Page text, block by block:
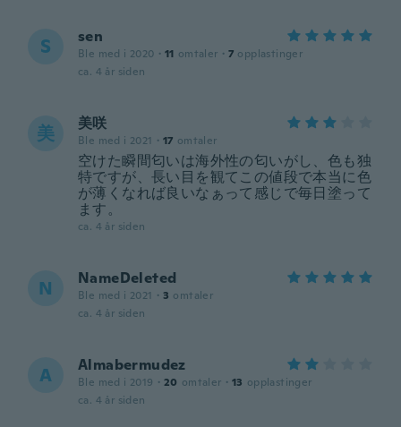
S sen
Ble med i 2020 · 11 omtaler · 7 opplastinger
ca. 4 år siden
美 美咲
Ble med i 2021 · 17 omtaler
空けた瞬間匂いは海外性の匂いがし、色も独
特ですが、長い目を観てこの値段で本当に色
が薄くなれば良いなぁって感じで毎日塗って
ます。
ca. 4 år siden
N NameDeleted
Ble med i 2021 · 3 omtaler
ca. 4 år siden
A Almabermudez
Ble med i 2019 · 20 omtaler · 13 opplastinger
ca. 4 år siden